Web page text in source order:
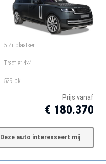
5 Zitplaatsen
Tractie: 4x4
529 pk
Prijs vanaf
€ 180.370
Deze auto interesseert mij